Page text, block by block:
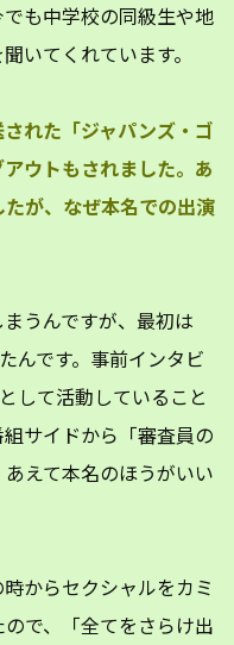
も中学校の同級生や地
いてくれています。
れた「ジャパンズ・ゴ
ウトもされました。あ
が、なぜ本名での出演
うんですが、最初は
んです。事前インタビ
して活動していること
サイドから「審査員の
えて本名のほうがいい
からセクシャルをカミ
で、「全てをさらけ出